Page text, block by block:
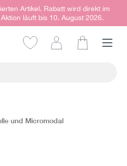
Artikel. Rabatt wird direkt im
läuft bis 10. August 2026.
und Micromodal